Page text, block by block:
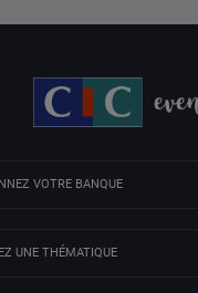
VOTRE BANQUE
UNE THÉMATIQUE